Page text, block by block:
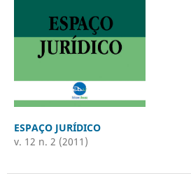
ESPAÇO JURÍDICO
v. 12 n. 2 (2011)